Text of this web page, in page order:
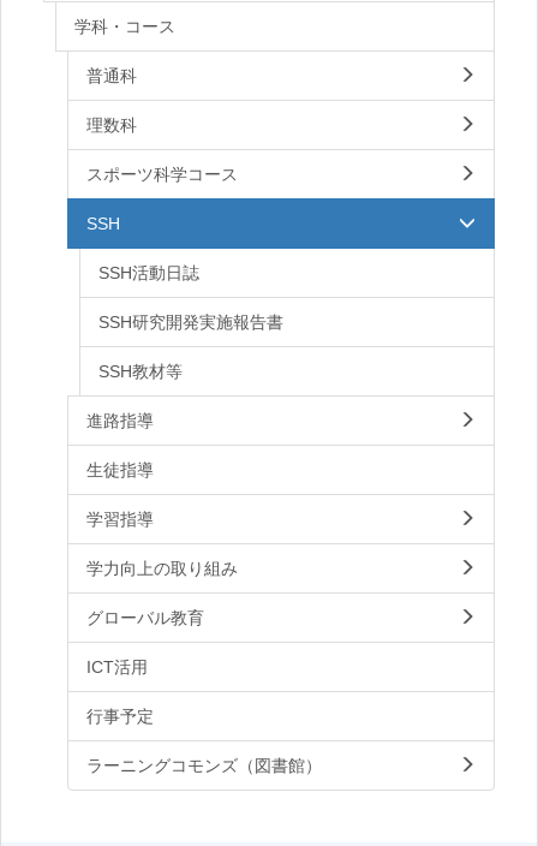
学科・コース
普通科
理数科
スポーツ科学コース
SSH
SSH活動日誌
SSH研究開発実施報告書
SSH教材等
進路指導
生徒指導
学習指導
学力向上の取り組み
グローバル教育
ICT活用
行事予定
ラーニングコモンズ（図書館）